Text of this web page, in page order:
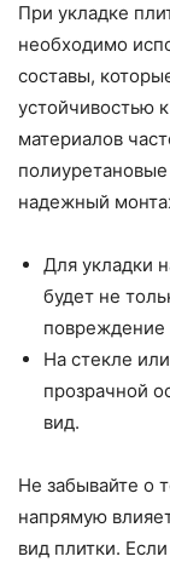
При укладке
необходимо
составы,
устойчивостью
материалов
надежный
Для укладки
будет не
повреждение
На стекле
прозрачной
вид.
Не забывайте о
напрямую
вид плитки.